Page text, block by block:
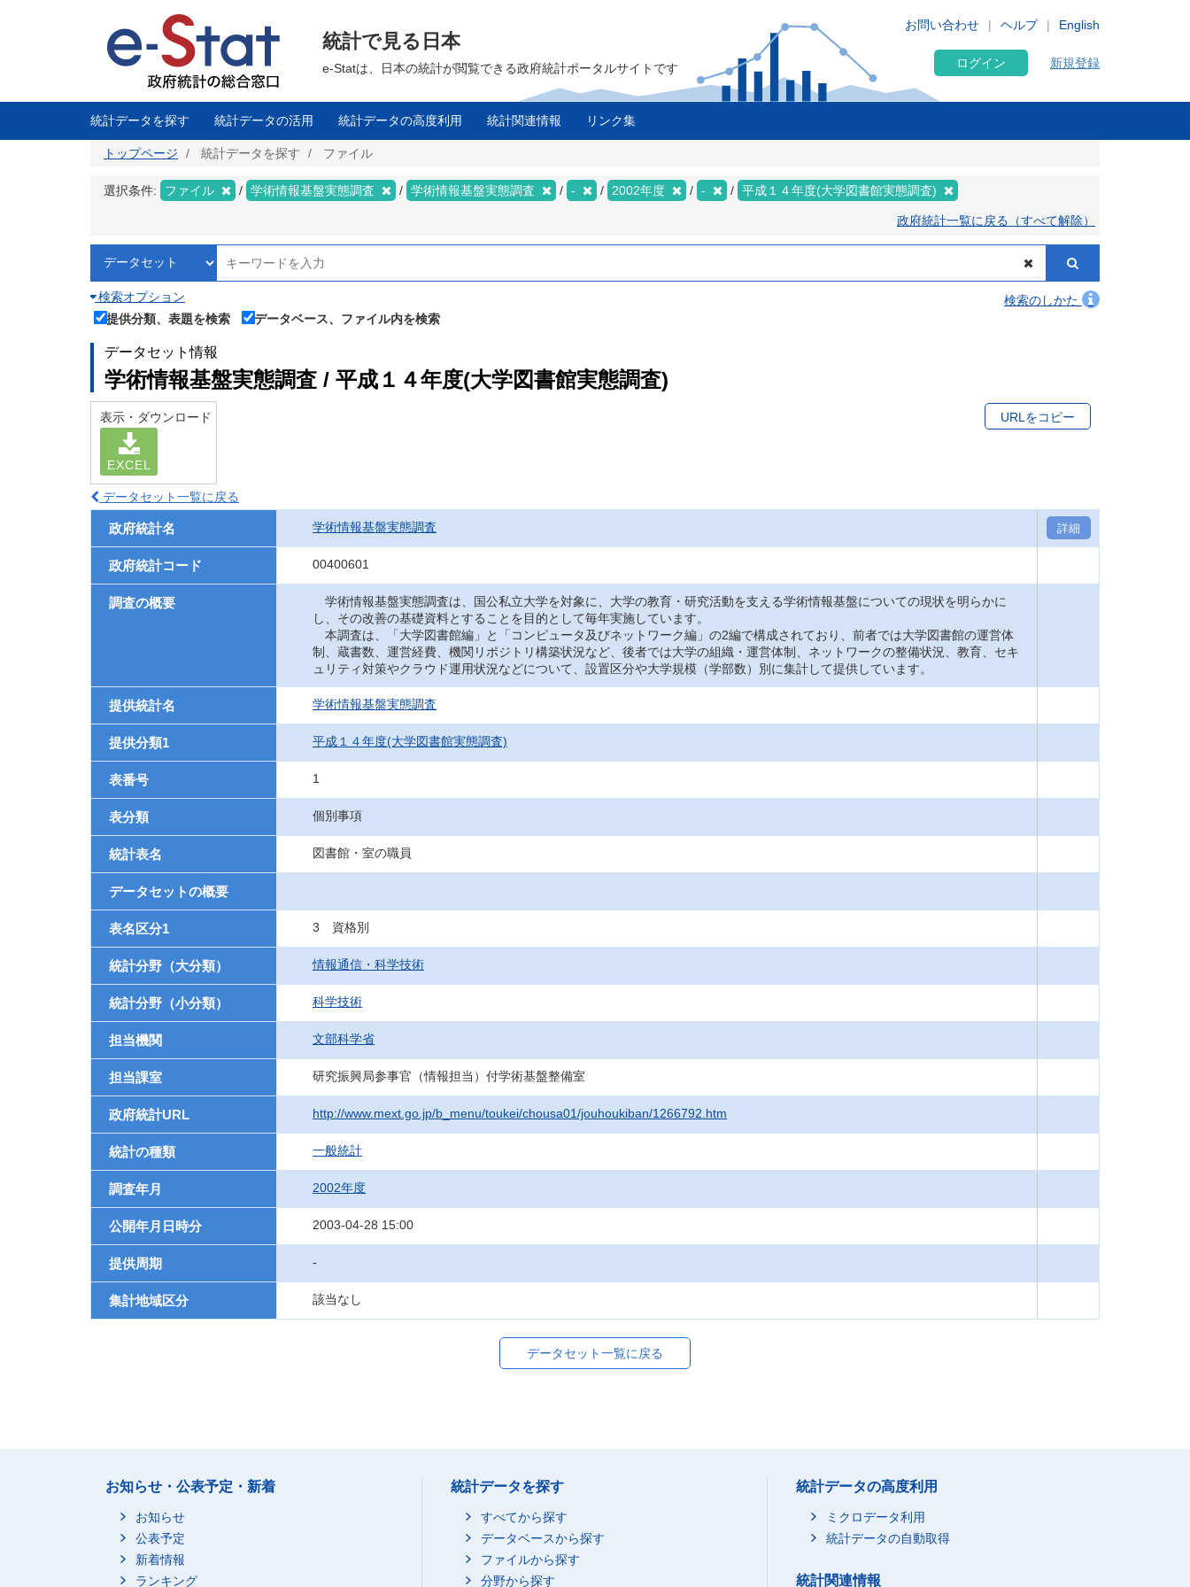
に
English
お問い合わせ ヘルプ
統計で見る日本
e-Statは、日本の統計が閲覧できる政府統計ポータルサイトです ログイン 新規登録
統計データを探す 統計データの活用 統計データの高度利用 統計関連情報 リンク集
トップページ 統計データを探す ファイル
選択条件: ファイル 学術情報基盤実態調査 学術情報基盤実態調査 - 2002年度 - 平成１４年度(大学図書館実態調査)
政府統計一覧に戻る（すべて解除）
検索オプション
検索のしかた
提供分類、表題を検索
データベース、ファイル内を検索
データセット情報
学術情報基盤実態調査 / 平成１４年度(大学図書館実態調査)
表示・ダウンロード
EXCEL
URLをコピー
データセット一覧に戻る
政府統計名 学術情報基盤実態調査 詳細
政府統計コード 00400601
調査の概要
学術情報基盤実態調査は、国公私立大学を対象に、大学の教育・研究活動を支える学術情報基盤についての現状を明らかに
し、その改善の基礎資料とすることを目的として毎年実施しています。
本調査は、「大学図書館編」と「コンピュータ及びネットワーク編」の2編で構成されており、前者では大学図書館の運営体
制、蔵書数、運営経費、機関リポジトリ構築状況など、後者では大学の組織・運営体制、ネットワークの整備状況、教育、セキ
ュリティ対策やクラウド運用状況などについて、設置区分や大学規模（学部数）別に集計して提供しています。
提供統計名 学術情報基盤実態調査
提供分類1 平成１４年度(大学図書館実態調査)
表番号 1
表分類 個別事項
統計表名 図書館・室の職員
データセットの概要
表名区分1 3 資格別
統計分野（大分類） 情報通信・科学技術
統計分野（小分類） 科学技術
担当機関 文部科学省
担当課室 研究振興局参事官（情報担当）付学術基盤整備室
政府統計URL http://www.mext.go.jp/b_menu/toukei/chousa01/jouhoukiban/1266792.htm
統計の種類 一般統計
調査年月 2002年度
公開年月日時分 2003-04-28 15:00
提供周期 -
集計地域区分 該当なし
データセット一覧に戻る
お知らせ・公表予定・新着
お知らせ
公表予定
新着情報
ランキング
統計データを探す
すべてから探す
データベースから探す
ファイルから探す
分野から探す
統計データの高度利用
ミクロデータ利用
統計データの自動取得
統計関連情報